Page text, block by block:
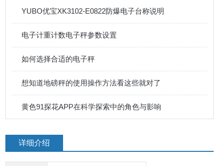
YUBO优宝XK3102-E0822防爆电子台称说明
电子计重计数电子秤参数设置
如何选择合适的电子秤
想知道地磅秤的使用操作方法看这些就对了
黄色91探花APP在科学探索中的角色与影响
详细介绍